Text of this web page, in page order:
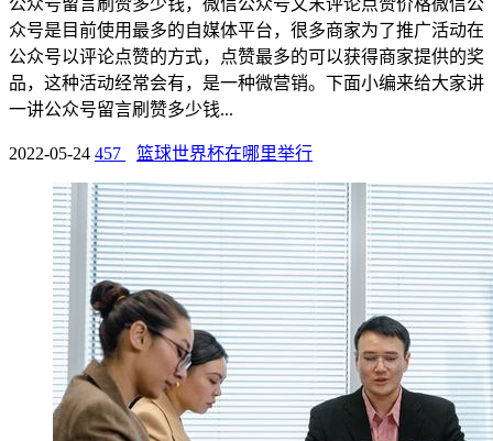
众号是目前使用最多的自媒体平台，很多商家为了推广活动在
公众号以评论点赞的方式，点赞最多的可以获得商家提供的奖
品，这种活动经常会有，是一种微营销。下面小编来给大家讲
一讲公众号留言刷赞多少钱...
2022-05-24 457 篮球世界杯在哪里举行